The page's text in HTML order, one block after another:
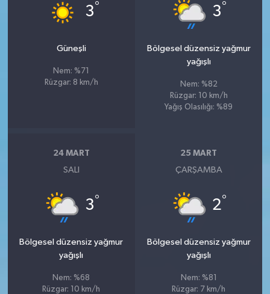
3°
Güneşli
Nem: %71
Rüzgar: 8 km/h
3°
Bölgesel düzensiz yağmur
yağışlı
Nem: %82
Rüzgar: 10 km/h
Yağış Olasılığı: %89
24 MART
SALI
3°
Bölgesel düzensiz yağmur
yağışlı
Nem: %68
Rüzgar: 10 km/h
25 MART
ÇARŞAMBA
2°
Bölgesel düzensiz yağmur
yağışlı
Nem: %81
Rüzgar: 7 km/h